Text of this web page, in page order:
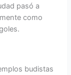
pasó a
como
budistas